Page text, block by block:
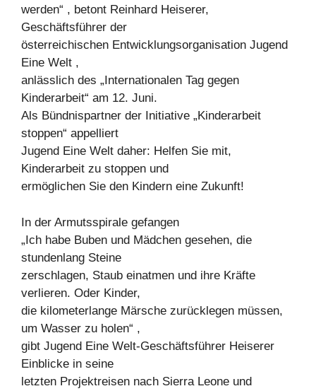
werden“ , betont Reinhard Heiserer,
Geschäftsführer der
österreichischen Entwicklungsorganisation Jugend
Eine Welt ,
anlässlich des „Internationalen Tag gegen
Kinderarbeit“ am 12. Juni.
Als Bündnispartner der Initiative „Kinderarbeit
stoppen“ appelliert
Jugend Eine Welt daher: Helfen Sie mit,
Kinderarbeit zu stoppen und
ermöglichen Sie den Kindern eine Zukunft!
In der Armutsspirale gefangen
„Ich habe Buben und Mädchen gesehen, die
stundenlang Steine
zerschlagen, Staub einatmen und ihre Kräfte
verlieren. Oder Kinder,
die kilometerlange Märsche zurücklegen müssen,
um Wasser zu holen“ ,
gibt Jugend Eine Welt-Geschäftsführer Heiserer
Einblicke in seine
letzten Projektreisen nach Sierra Leone und